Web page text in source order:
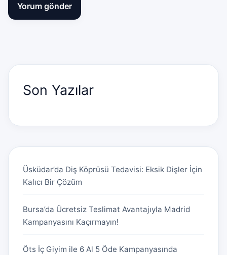
Son Yazılar
Üsküdar’da Diş Köprüsü Tedavisi: Eksik Dişler İçin
Kalıcı Bir Çözüm
Bursa’da Ücretsiz Teslimat Avantajıyla Madrid
Kampanyasını Kaçırmayın!
Öts İç Giyim ile 6 Al 5 Öde Kampanyasında